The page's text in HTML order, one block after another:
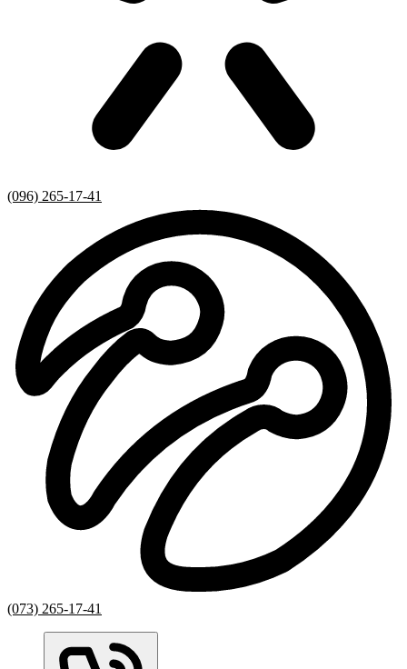
(096) 265-17-41
(073) 265-17-41